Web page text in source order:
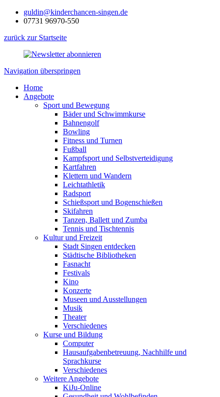
guldin@kinderchancen-singen.de
07731 96970-550
zurück zur Startseite
Navigation überspringen
Home
Angebote
Sport und Bewegung
Bäder und Schwimmkurse
Bahnengolf
Bowling
Fitness und Turnen
Fußball
Kampfsport und Selbstverteidigung
Kartfahren
Klettern und Wandern
Leichtathletik
Radsport
Schießsport und Bogenschießen
Skifahren
Tanzen, Ballett und Zumba
Tennis und Tischtennis
Kultur und Freizeit
Stadt Singen entdecken
Städtische Bibliotheken
Fasnacht
Festivals
Kino
Konzerte
Museen und Ausstellungen
Musik
Theater
Verschiedenes
Kurse und Bildung
Computer
Hausaufgabenbetreuung, Nachhilfe und
Sprachkurse
Verschiedenes
Weitere Angebote
KiJu-Online